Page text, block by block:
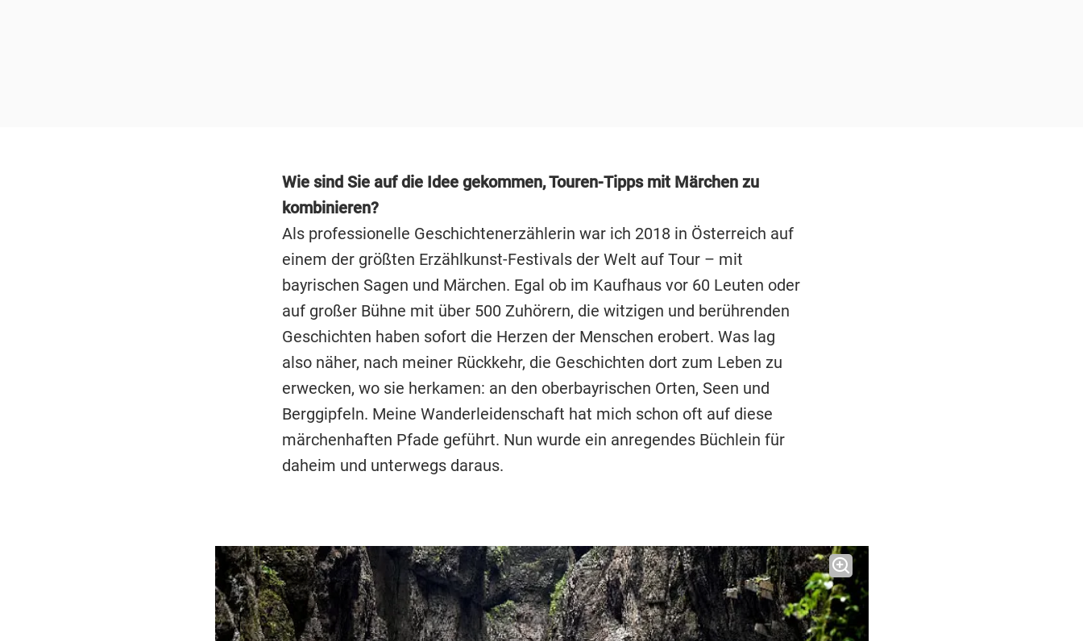
Wie sind Sie auf die Idee gekommen, Touren-Tipps mit Märchen zu
kombinieren?
Als professionelle Geschichtenerzählerin war ich 2018 in Österreich auf
einem der größten Erzählkunst-Festivals der Welt auf Tour – mit
bayrischen Sagen und Märchen. Egal ob im Kaufhaus vor 60 Leuten oder
auf großer Bühne mit über 500 Zuhörern, die witzigen und berührenden
Geschichten haben sofort die Herzen der Menschen erobert. Was lag
also näher, nach meiner Rückkehr, die Geschichten dort zum Leben zu
erwecken, wo sie herkamen: an den oberbayrischen Orten, Seen und
Berggipfeln. Meine Wanderleidenschaft hat mich schon oft auf diese
märchenhaften Pfade geführt. Nun wurde ein anregendes Büchlein für
daheim und unterwegs daraus.